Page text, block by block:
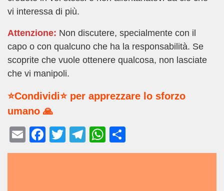
vi interessa di più.
Attenzione: Non discutere, specialmente con il
capo o con qualcuno che ha la responsabilità. Se
scoprite che vuole ottenere qualcosa, non lasciate
che vi manipoli.
⭐Condividi⭐ per apprezzare lo sforzo
umano 🙏
E
m
F
a
T
wi
T
el
W
h
o